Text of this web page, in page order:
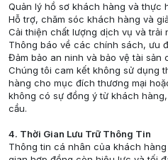
Quản lý hồ sơ khách hàng và thực
Hỗ trợ, chăm sóc khách hàng và
Cải thiện chất lượng dịch vụ và trải
Thông báo về các chính sách, ưu
Đảm bảo an ninh và bảo vệ tài sản
Chúng tôi cam kết không sử dụng
hàng cho mục đích thương mại
không có sự đồng ý từ khách
cầu.
4. Thời Gian Lưu Trữ Thông Tin
Thông tin cá nhân của khách